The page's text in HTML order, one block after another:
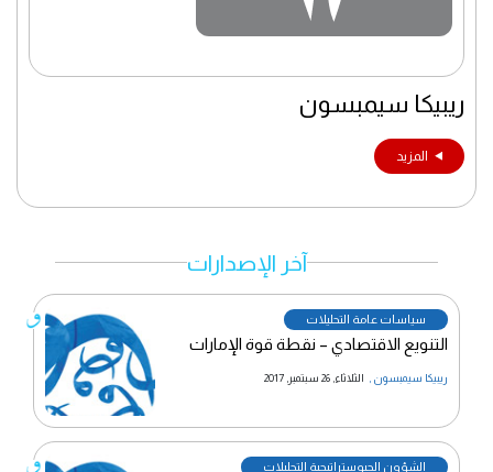
ريبيكا سيمبسون
المزيد
آخر الإصدارات
سياسات عامة التحليلات
التنويع الاقتصادي – نقطة قوة الإمارات
ريبيكا سيمبسون الثلاثاء, 26 سبتمبر, 2017
الشؤون الجيوستراتيجية التحليلات